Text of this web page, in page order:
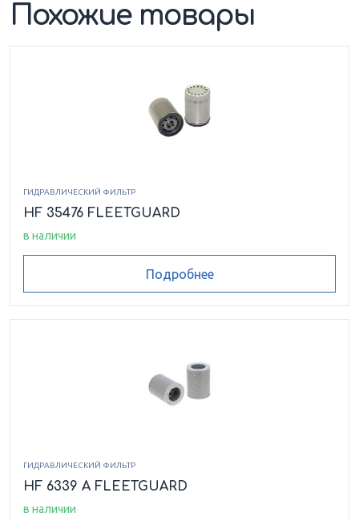
Похожие товары
ГИДРАВЛИЧЕСКИЙ ФИЛЬТР
HF 35476 FLEETGUARD
в наличии
Подробнее
ГИДРАВЛИЧЕСКИЙ ФИЛЬТР
HF 6339 A FLEETGUARD
в наличии